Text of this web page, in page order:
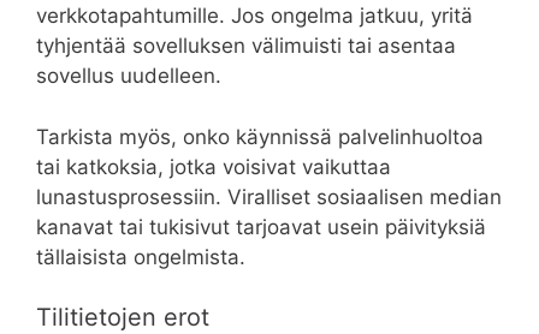
verkkotapahtumille. Jos ongelma jatkuu, yritä
tyhjentää sovelluksen välimuisti tai asentaa
sovellus uudelleen.
Tarkista myös, onko käynnissä palvelinhuoltoa
tai katkoksia, jotka voisivat vaikuttaa
lunastusprosessiin. Viralliset sosiaalisen median
kanavat tai tukisivut tarjoavat usein päivityksiä
tällaisista ongelmista.
Tilitietojen erot